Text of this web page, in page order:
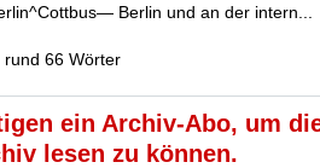
Berlin und an der intern...
rund 66 Wörter
ein Archiv-Abo, um
lesen zu können.